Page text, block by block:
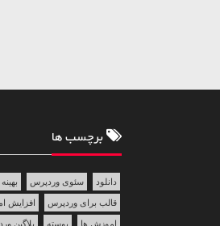
برچسب ها
دانلود سئوی وردپرس
قالب برای وردپرس افزایش
اموزش ها پوسته پلاگین